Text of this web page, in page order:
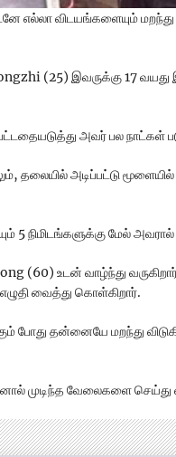
எல்லா விடயங்களையும்
(25) இவருக்கு 17 வயது
அவர் பல நாட்கள்
தலையில் அடிப்பட்டு
நிமிடங்களுக்கு மேல்
(60) உடன் வாழ்ந்து
வைத்து கொள்கிறார்.
போது தன்னையே மறந்து
முடிந்த வேலைகளை செய்து